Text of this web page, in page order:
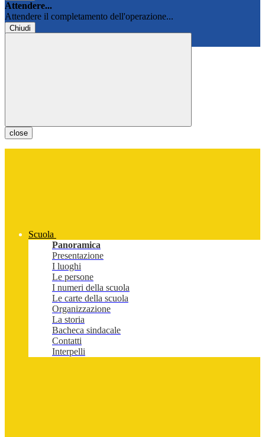
Attendere...
Attendere il completamento dell'operazione...
Chiudi
close
Scuola
Panoramica
Presentazione
I luoghi
Le persone
I numeri della scuola
Le carte della scuola
Organizzazione
La storia
Bacheca sindacale
Contatti
Interpelli